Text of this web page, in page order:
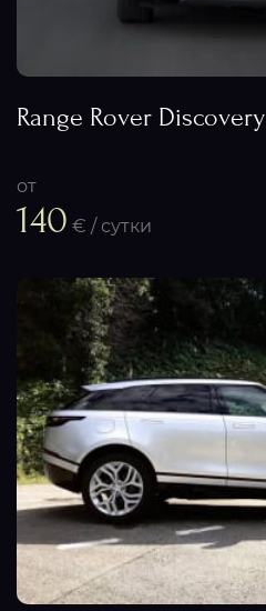
Range Rover Discovery
от
140 € / сутки